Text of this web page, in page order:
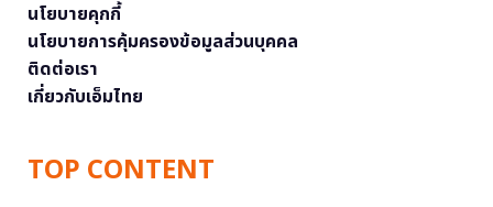
นโยบายคุกกี้
นโยบายการคุ้มครองข้อมูลส่วนบุคคล
ติดต่อเรา
เกี่ยวกับเอ็มไทย
TOP CONTENT